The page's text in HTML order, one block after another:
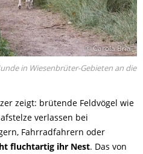
© Carola Bria
in Wiesenbrüter-Gebieten an die
zeigt: brütende Feldvögel wie
verlassen bei
Fahrradfahrern oder
fluchtartig ihr Nest. Das von